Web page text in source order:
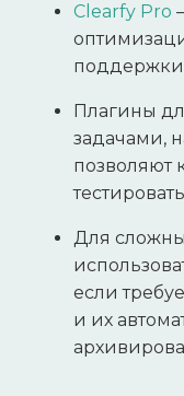
Clearfy Pro
поддержки
Плагины
задачами,
позволяют
Для
если
и их